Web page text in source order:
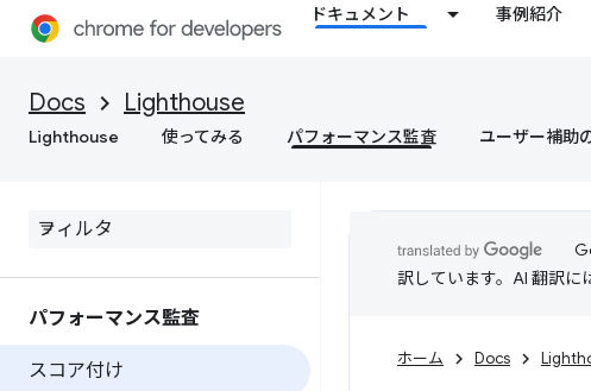
ドキュメント 事例紹介
Docs Lighthouse
Lighthouse 使ってみる パフォーマンス監査 ユーザー補助
パフォーマンス監査
スコア付け
訳しています。AI 翻訳に
ホーム Docs